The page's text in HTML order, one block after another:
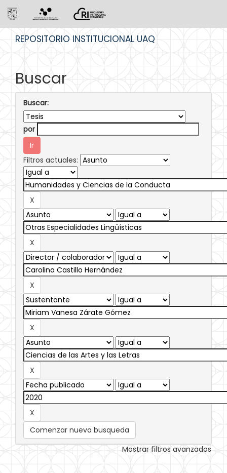
REPOSITORIO INSTITUCIONAL UAQ
Buscar
Buscar:
por
Filtros actuales:
Comenzar nueva busqueda
Mostrar filtros avanzados